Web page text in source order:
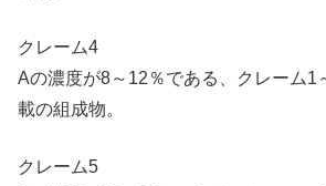
クレーム4
Aの濃度が8～12％である、クレーム1
載の組成物。
クレーム5